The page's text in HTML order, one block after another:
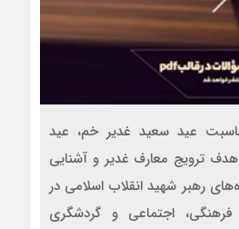
عید سعید غدیر خم، عید
ترویج معارف غدیر و آشنایی
رهبر شهید انقلاب اسلامی در
فرهنگی، اجتماعی و گردشگری